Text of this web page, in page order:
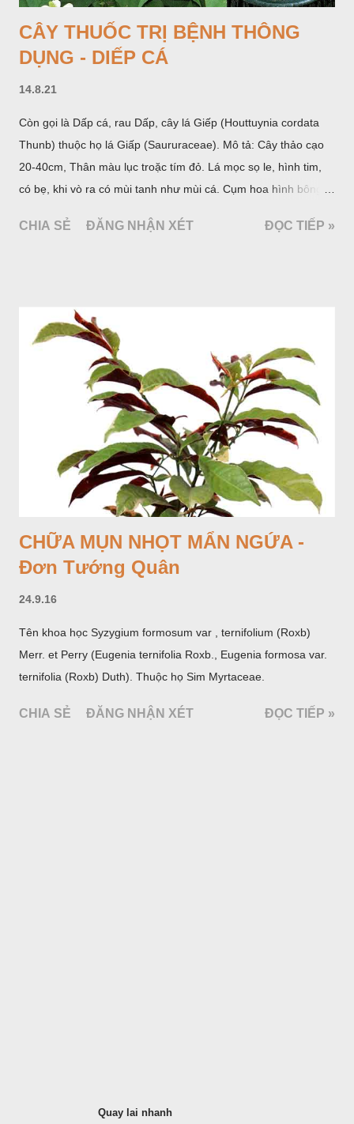
CÂY THUỐC TRỊ BỆNH THÔNG
DỤNG - DIẾP CÁ
14.8.21
Còn gọi là Dấp cá, rau Dấp, cây lá Giếp (Houttuynia cordata
Thunb) thuộc họ lá Giấp (Saururaceae). Mô tả: Cây thảo cạo
20-40cm, Thân màu lục troặc tím đỏ. Lá mọc sọ le, hình tim,
có bẹ, khi vò ra có mùi tanh như mùi cá. Cụm hoa hình bông
nhạt. Hạt hình trái xoan nhẵn. Mùa hoa quả: tháng 5 – 7.
CHIA SẺ ĐĂNG NHẬN XÉT ĐỌC TIẾP »
CHỮA MỤN NHỌT MẨN NGỨA -
Đơn Tướng Quân
24.9.16
Tên khoa học Syzygium formosum var , ternifolium (Roxb)
Merr. et Perry (Eugenia ternifolia Roxb., Eugenia formosa var.
ternifolia (Roxb) Duth). Thuộc họ Sim Myrtaceae.
CHIA SẺ ĐĂNG NHẬN XÉT ĐỌC TIẾP »
Quay lai nhanh